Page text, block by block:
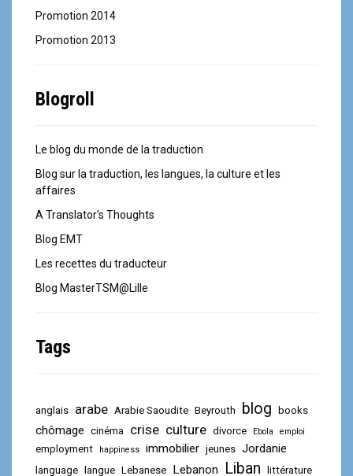
Promotion 2014
Promotion 2013
Blogroll
Le blog du monde de la traduction
Blog sur la traduction, les langues, la culture et les
affaires
A Translator's Thoughts
Blog EMT
Les recettes du traducteur
Blog MasterTSM@Lille
Tags
anglais arabe Arabie Saoudite Beyrouth blog books
chômage cinéma crise culture divorce Ebola emploi
employment happiness immobilier jeunes Jordanie
language langue Lebanese Lebanon Liban littérature